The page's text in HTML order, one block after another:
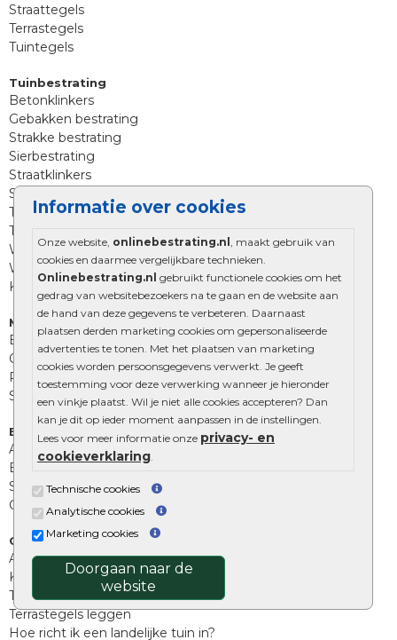
Informatie over cookies
Onze website, onlinebestrating.nl
, maakt gebruik van
cookies en daarmee vergelijkbare technieken.
Onlinebestrating.nl gebruikt functionele cookies om het
gedrag van websitebezoekers na te gaan en de website aan
de hand van deze gegevens te verbeteren. Daarnaast
plaatsen derden marketing cookies om gepersonaliseerde
advertenties te tonen. Met het plaatsen van marketing
cookies worden persoonsgegevens verwerkt. Je geeft
toestemming voor deze verwerking wanneer je hieronder
een vinkje plaatst. Wil je niet alle cookies accepteren? Dan
kan je dit op ieder moment aanpassen in de instellingen.
Lees voor meer informatie onze privacy- en
cookieverklaring
Technische cookies
Analytische cookies
Marketing cookies
Doorgaan naar de
website
Straattegels
Terrastegels
Tuintegels
Tuinbestrating
Betonklinkers
Gebakken bestrating
Strakke bestrating
Sierbestrating
Straatklinkers
Straatstenen
Trommelstenen
Tuinstenen
Waalformaat
Wildverband bestrating
Kingstones
Muurelementen
Betonbielzen
Opsluitbanden
Palissades
Stapelblokken
Extra benodigdheden
Afwatering en diversen
Beplantings en betonelementen
Split, grind en zand
Oprit tegels
Overig
Aanbiedingen
Kunstgras
Tuintegels outlet
Terrastegels leggen
Hoe richt ik een landelijke tuin in?